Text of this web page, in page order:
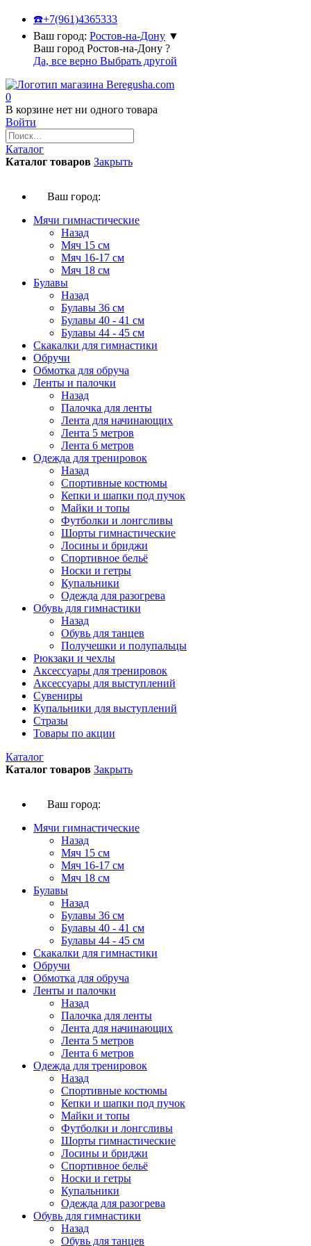
☎️+7(961)4365333
Ваш город: Ростов-на-Дону ▼
Ваш город Ростов-на-Дону ?
Да, все верно Выбрать другой
0
В корзине нет ни одного товара
Войти
Каталог
Каталог товаров Закрыть
Ваш город:
Мячи гимнастические
Назад
Мяч 15 см
Мяч 16-17 см
Мяч 18 см
Булавы
Назад
Булавы 36 см
Булавы 40 - 41 см
Булавы 44 - 45 см
Скакалки для гимнастики
Обручи
Обмотка для обруча
Ленты и палочки
Назад
Палочка для ленты
Лента для начинающих
Лента 5 метров
Лента 6 метров
Одежда для тренировок
Назад
Спортивные костюмы
Кепки и шапки под пучок
Майки и топы
Футболки и лонгсливы
Шорты гимнастические
Лосины и бриджи
Спортивное бельё
Носки и гетры
Купальники
Одежда для разогрева
Обувь для гимнастики
Назад
Обувь для танцев
Получешки и полупальцы
Рюкзаки и чехлы
Аксессуары для тренировок
Аксессуары для выступлений
Сувениры
Купальники для выступлений
Стразы
Товары по акции
Каталог
Каталог товаров Закрыть
Ваш город:
Мячи гимнастические
Назад
Мяч 15 см
Мяч 16-17 см
Мяч 18 см
Булавы
Назад
Булавы 36 см
Булавы 40 - 41 см
Булавы 44 - 45 см
Скакалки для гимнастики
Обручи
Обмотка для обруча
Ленты и палочки
Назад
Палочка для ленты
Лента для начинающих
Лента 5 метров
Лента 6 метров
Одежда для тренировок
Назад
Спортивные костюмы
Кепки и шапки под пучок
Майки и топы
Футболки и лонгсливы
Шорты гимнастические
Лосины и бриджи
Спортивное бельё
Носки и гетры
Купальники
Одежда для разогрева
Обувь для гимнастики
Назад
Обувь для танцев